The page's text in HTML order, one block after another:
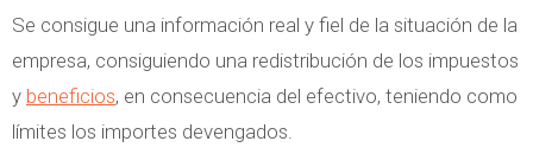
Se consigue una información real y fiel de la situación de la
empresa, consiguiendo una redistribución de los impuestos
y beneficios, en consecuencia del efectivo, teniendo como
límites los importes devengados.